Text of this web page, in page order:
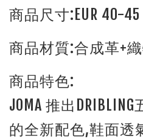
商品尺寸:EUR 40-45
商品材質:合成革+
商品特色:
JOMA 推出
的全新配色,鞋面透